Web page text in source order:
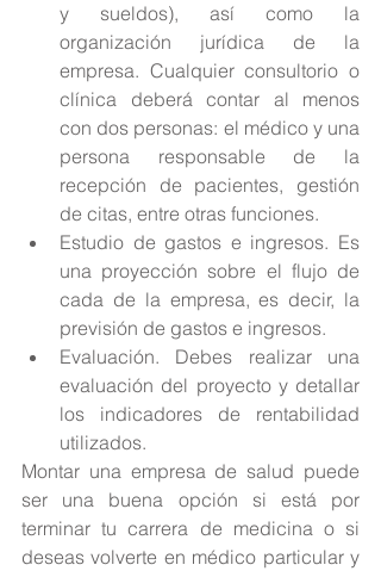
y sueldos), así como la
organización jurídica de la
empresa. Cualquier consultorio o
clínica deberá contar al menos
con dos personas: el médico y una
persona responsable de la
recepción de pacientes, gestión
de citas, entre otras funciones.
Estudio de gastos e ingresos. Es
una proyección sobre el flujo de
cada de la empresa, es decir, la
previsión de gastos e ingresos.
Evaluación. Debes realizar una
evaluación del proyecto y detallar
los indicadores de rentabilidad
utilizados.
Montar una empresa de salud puede
ser una buena opción si está por
terminar tu carrera de medicina o si
deseas volverte en médico particular y